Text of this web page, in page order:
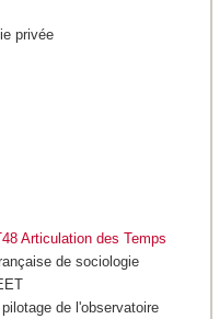
privée
Articulation des Temps
de sociologie
de l'observatoire